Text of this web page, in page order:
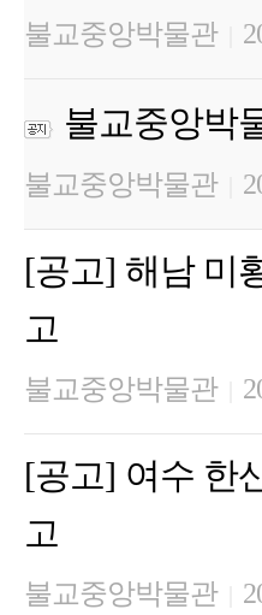
불교중앙박물관
불교중앙박
불교중앙박물관
[공고] 해남 미
고
불교중앙박물관
[공고] 여수 한
고
불교중앙박물관